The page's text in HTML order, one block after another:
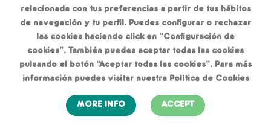
relacionada con tus preferencias a partir de tus hábitos
de navegación y tu perfil. Puedes configurar o rechazar
las cookies haciendo click en “Configuración de
cookies”. También puedes aceptar todas las cookies
pulsando el botón “Aceptar todas las cookies”. Para más
información puedes visitar nuestra Política de Cookies
MORE INFO ACCEPT